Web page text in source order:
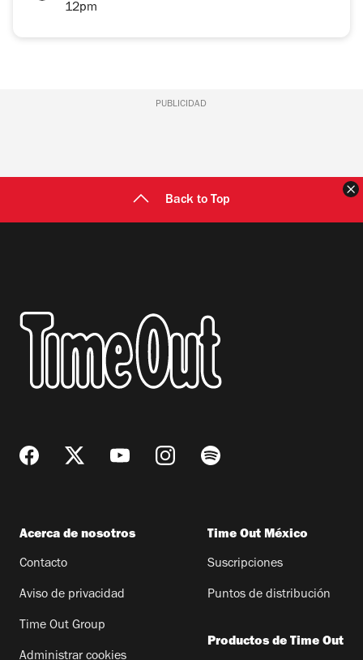
12pm
PUBLICIDAD
Back to Top
Acerca de nosotros
Contacto
Aviso de privacidad
Time Out Group
Administrar cookies
Time Out México
Suscripciones
Puntos de distribución
Productos de Time Out